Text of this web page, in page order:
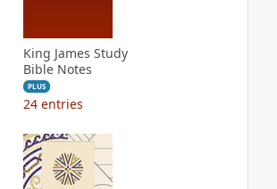
King James Study
Bible Notes
PLUS
24 entries